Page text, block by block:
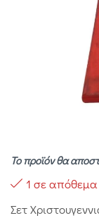
Το προϊόν θα
1 σε απόθεμα
Σετ